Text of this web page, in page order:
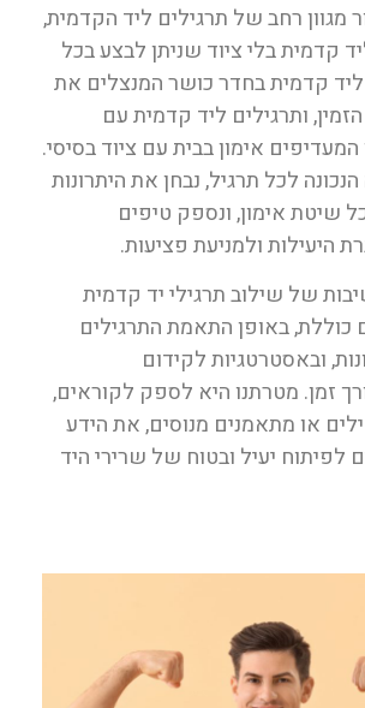
מגוון רחב של תרגילים ליד הקדמית,
קדמית בלי ציוד שניתן לבצע בכל
קדמית בחדר כושר המנצלים את
ותרגילים ליד קדמית עם
אימון בבית עם ציוד בסיסי.
לכל תרגיל, נבחן את היתרונות
שיטת אימון, ונספק טיפים
היעילות ולמניעת פציעות.
של שילוב תרגילי יד קדמית
כוללת, באופן התאמת התרגילים
ובאסטרטגיות לקידום
זמן. מטרתנו היא לספק לקוראים,
או מתאמנים מנוסים, את הידע
לפיתוח יעיל ובטוח של שרירי היד